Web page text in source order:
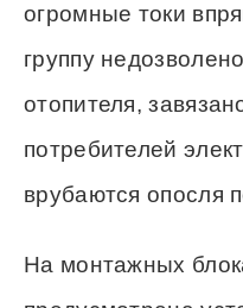
огромные токи
группу
отопителя,
потребителей
врубаются опосля
На монтажных